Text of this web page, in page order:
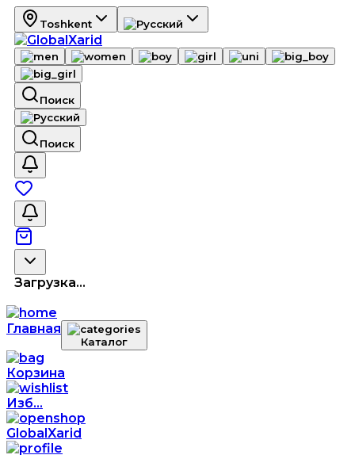
Toshkent
Поиск
Поиск
Загрузка...
Главная
Каталог
Корзина
Изб...
GlobalXarid